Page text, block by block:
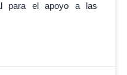
para el apoyo a las